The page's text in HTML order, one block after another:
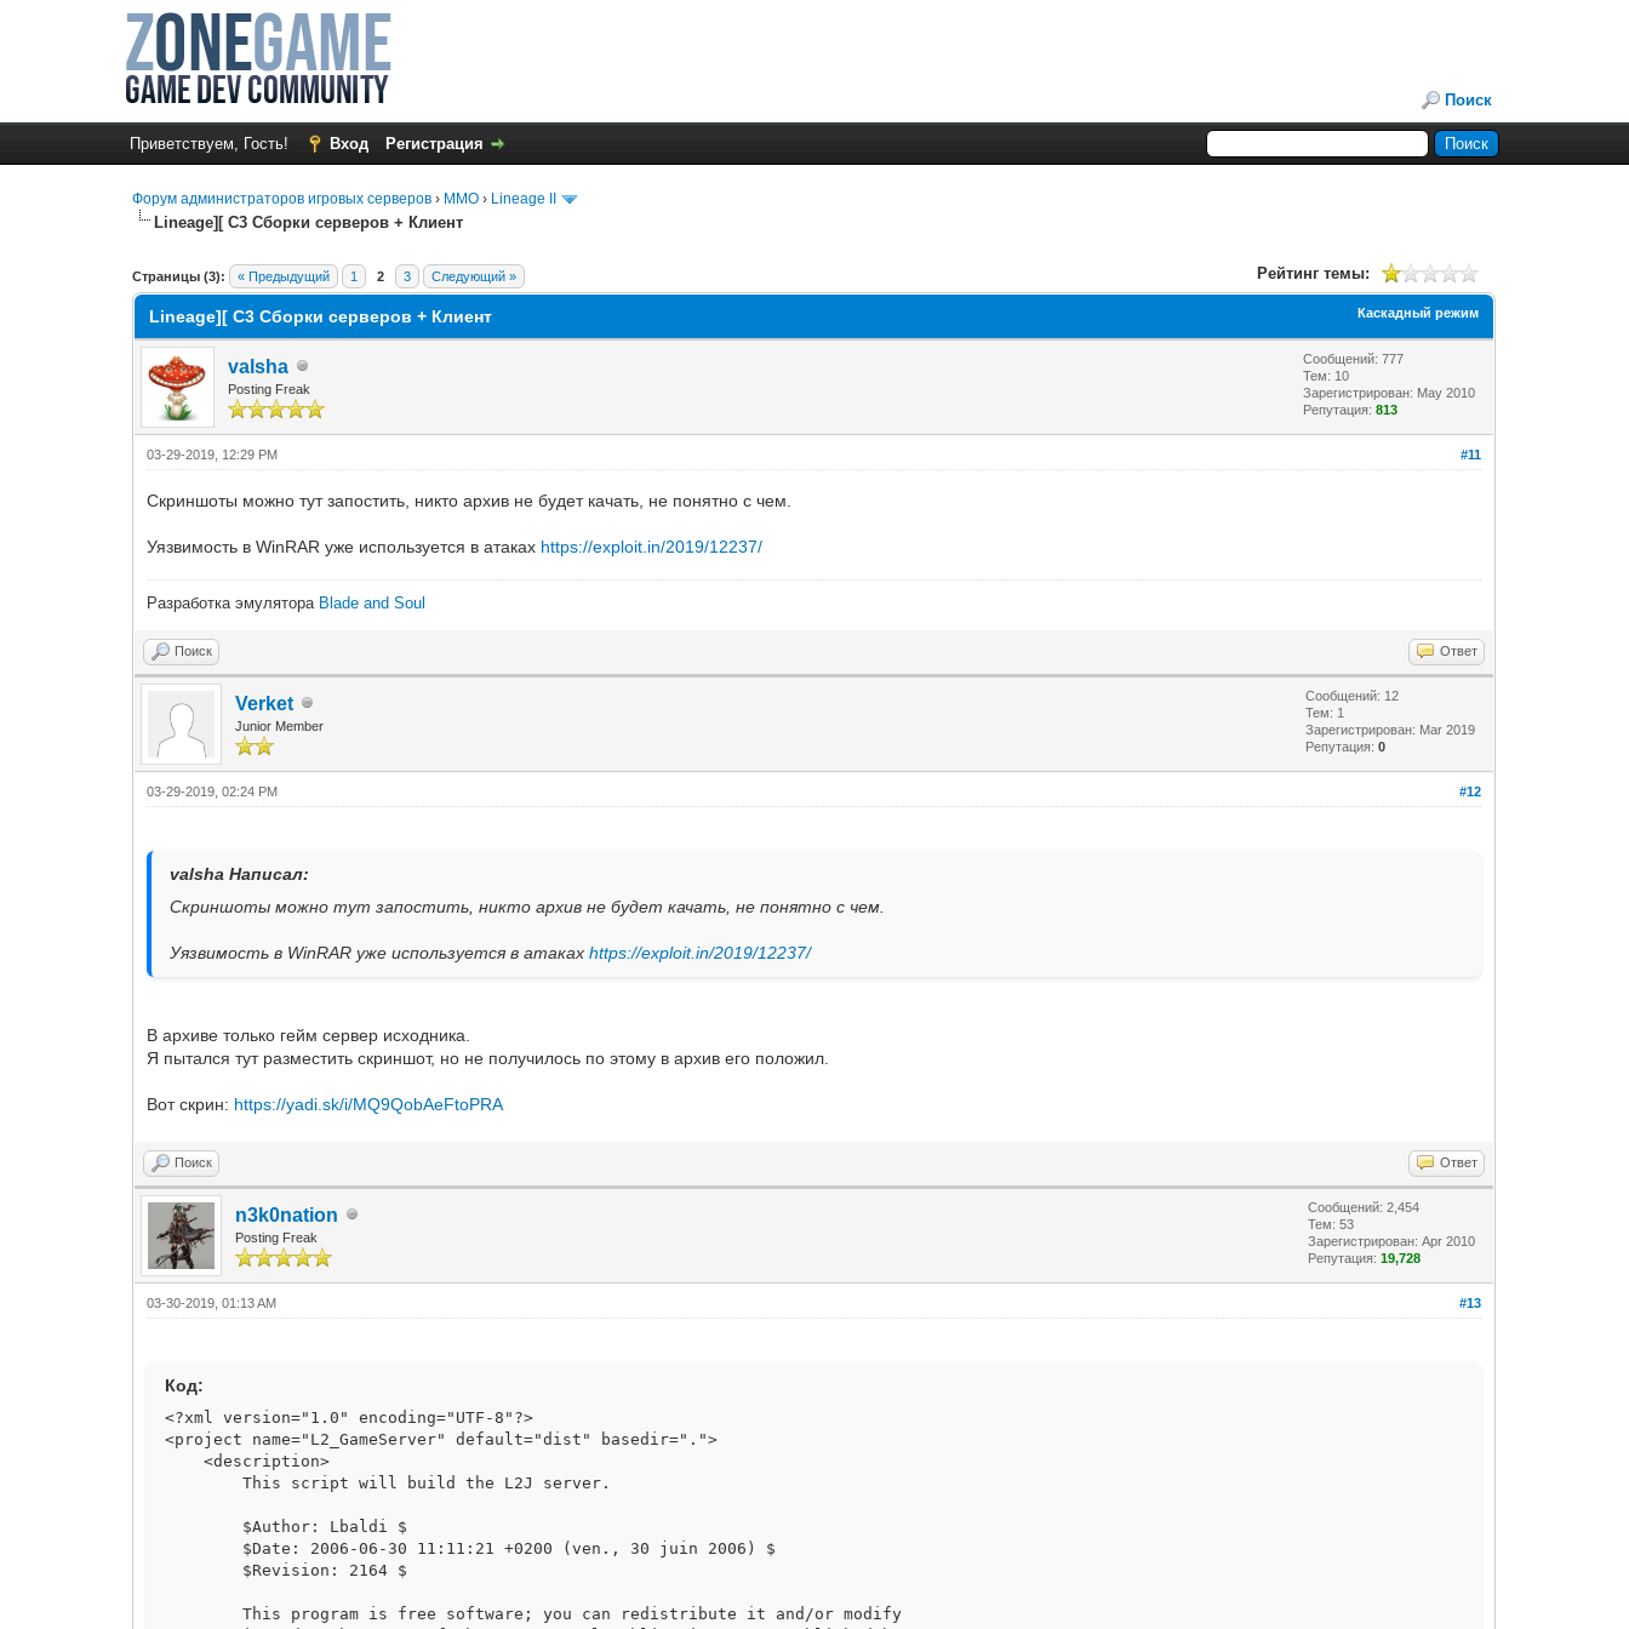
Поиск
Приветствуем, Гость! Вход Регистрация
Форум администраторов игровых серверов › MMO › Lineage II
Lineage][ C3 Сборки серверов + Клиент
Страницы (3): « Предыдущий 1 2 3 Следующий » Рейтинг темы:
1 Голос(ов) - 1 в среднем
1
2
3
4
5
Каскадный режим
Lineage][ C3 Сборки серверов + Клиент
valsha
Posting Freak
Сообщений: 777
Тем: 10
Зарегистрирован: May 2010
Репутация:813
#11
03-29-2019, 12:29 PM
Скриншоты можно тут запостить, никто архив не будет качать, не понятно с чем.
Уязвимость в WinRAR уже используется в атаках https://exploit.in/2019/12237/
Разработка эмулятора Blade and Soul
Поиск Ответ
Verket
Junior Member
Сообщений: 12
Тем: 1
Зарегистрирован: Mar 2019
Репутация:0
#12
03-29-2019, 02:24 PM
valsha Написал:
Скриншоты можно тут запостить, никто архив не будет качать, не понятно с чем.
Уязвимость в WinRAR уже используется в атакахhttps://exploit.in/2019/12237/
В архиве только гейм сервер исходника.
Я пытался тут разместить скриншот, но не получилось по этому в архив его положил.
Вот скрин: https://yadi.sk/i/MQ9QobAeFtoPRA
Поиск Ответ
n3k0nation
Posting Freak
Сообщений: 2,454
Тем: 53
Зарегистрирован: Apr 2010
Репутация:19,728
#13
03-30-2019, 01:13 AM
Код:
<?xml version="1.0" encoding="UTF-8"?>
<project name="L2_GameServer" default="dist" basedir=".">
<description>
This script will build the L2J server.
$Author: Lbaldi $
$Date: 2006-06-30 11:11:21 +0200 (ven., 30 juin 2006) $
$Revision: 2164 $
This program is free software; you can redistribute it and/or modify